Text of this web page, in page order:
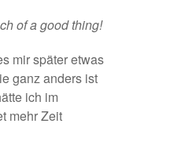
of a good thing!
mir später etwas
ganz anders ist
ich im
mehr Zeit